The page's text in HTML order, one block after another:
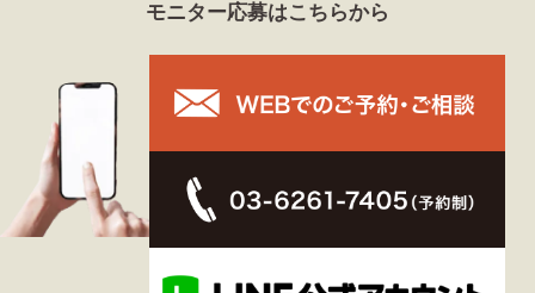
モニター応募はこちらから